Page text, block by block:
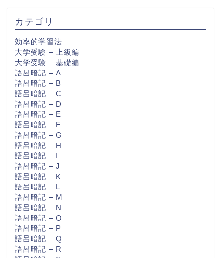
カテゴリ
効率的学習法
大学受験 – 上級編
大学受験 – 基礎編
語呂暗記 – A
語呂暗記 – B
語呂暗記 – C
語呂暗記 – D
語呂暗記 – E
語呂暗記 – F
語呂暗記 – G
語呂暗記 – H
語呂暗記 – I
語呂暗記 – J
語呂暗記 – K
語呂暗記 – L
語呂暗記 – M
語呂暗記 – N
語呂暗記 – O
語呂暗記 – P
語呂暗記 – Q
語呂暗記 – R